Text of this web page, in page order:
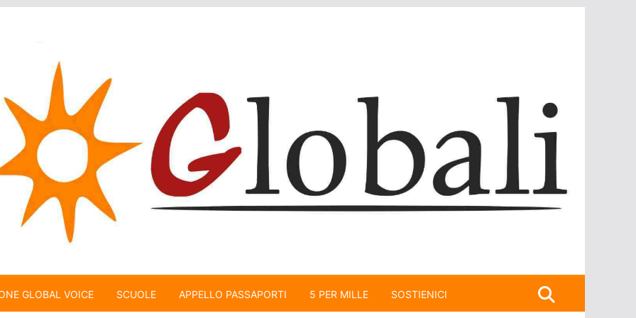
GLOBAL VOICE SCUOLE APPELLO PASSAPORTI 5 PER MILLE SOSTIENICI